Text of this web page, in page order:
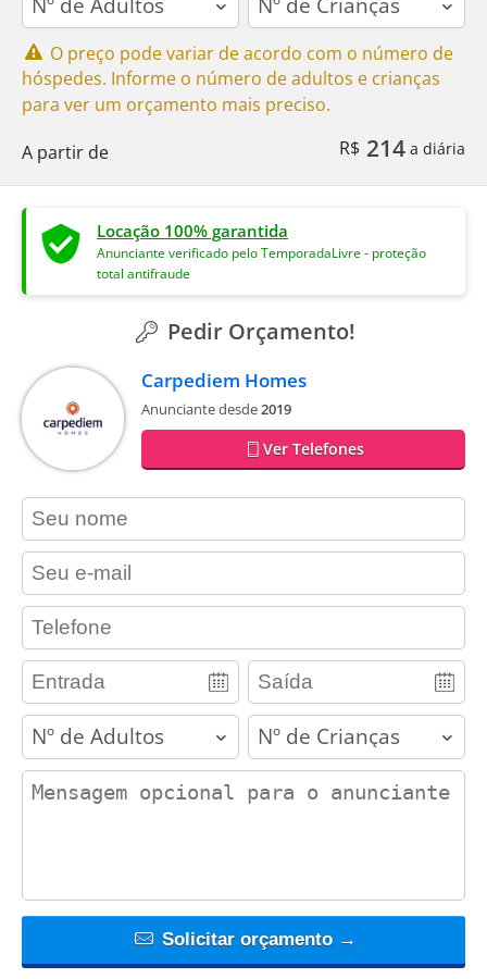
O preço pode variar de acordo com o número de
hóspedes. Informe o número de adultos e crianças
para ver um orçamento mais preciso.
A partir de
R$ 214 a diária
Locação 100% garantida
Anunciante verificado pelo TemporadaLivre - proteção
total antifraude
Pedir Orçamento!
Carpediem Homes
Anunciante desde2019
Ver Telefones
contact_name
contact_email
contact_phone
adults children
contact_message
Solicitar orçamento →